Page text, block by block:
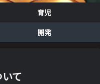
育児
開発
て